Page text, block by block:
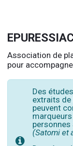
Association de
pour
Des
extraits
peuvent
personnes
(Satomi et